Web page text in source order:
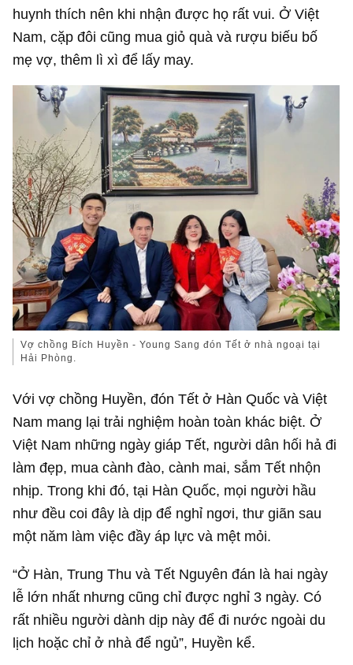
huynh thích nên khi nhận được họ rất vui. Ở Việt
Nam, cặp đôi cũng mua giỏ quà và rượu biếu bố
mẹ vợ, thêm lì xì để lấy may.
Vợ chồng Bích Huyền - Young Sang đón Tết ở nhà ngoại tại
Hải Phòng.
Với vợ chồng Huyền, đón Tết ở Hàn Quốc và Việt
Nam mang lại trải nghiệm hoàn toàn khác biệt. Ở
Việt Nam những ngày giáp Tết, người dân hối hả đi
làm đẹp, mua cành đào, cành mai, sắm Tết nhộn
nhịp. Trong khi đó, tại Hàn Quốc, mọi người hầu
như đều coi đây là dịp để nghỉ ngơi, thư giãn sau
một năm làm việc đầy áp lực và mệt mỏi.
“Ở Hàn, Trung Thu và Tết Nguyên đán là hai ngày
lễ lớn nhất nhưng cũng chỉ được nghỉ 3 ngày. Có
rất nhiều người dành dịp này để đi nước ngoài du
lịch hoặc chỉ ở nhà để ngủ”, Huyền kể.